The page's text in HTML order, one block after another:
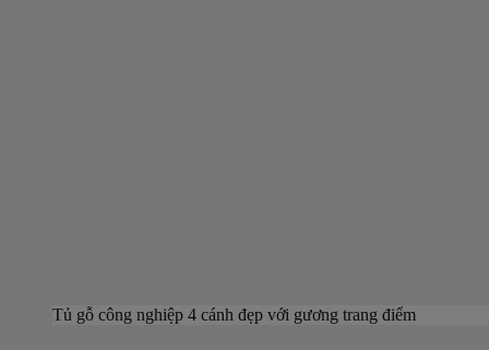
Tủ gỗ công nghiệp 4 cánh đẹp với gương trang điểm